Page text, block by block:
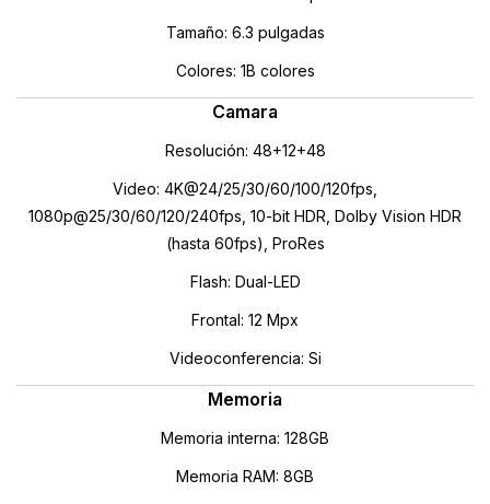
Tamaño: 6.3 pulgadas
Colores: 1B colores
Camara
Resolución: 48+12+48
Video: 4K@24/25/30/60/100/120fps,
1080p@25/30/60/120/240fps, 10-bit HDR, Dolby Vision HDR
(hasta 60fps), ProRes
Flash: Dual-LED
Frontal: 12 Mpx
Videoconferencia: Si
Memoria
Memoria interna: 128GB
Memoria RAM: 8GB